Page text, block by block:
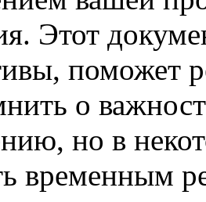
Этот
поможет
о
но в
временным